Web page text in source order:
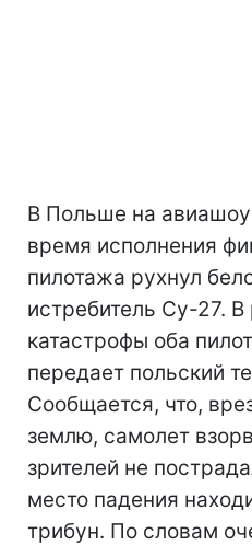
В Польше на
время исполнения
пилотажа рухнул
истребитель Су-27. В
катастрофы оба
передает польский
Сообщается, что,
землю, самолет
зрителей не
место падения
трибун. По словам